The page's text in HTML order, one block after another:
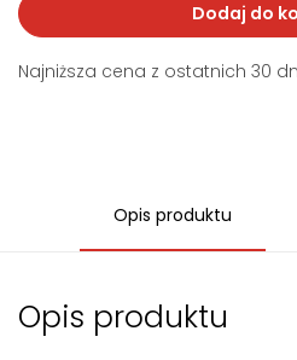
Dodaj do
Najniższa cena z ostatnich 30
Opis produktu
Opis produktu